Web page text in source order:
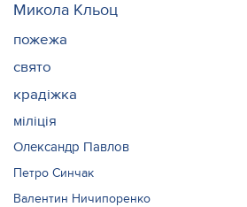
Микола Кльоц
пожежа
свято
крадіжка
міліція
Олександр Павлов
Петро Синчак
Валентин Ничипоренко